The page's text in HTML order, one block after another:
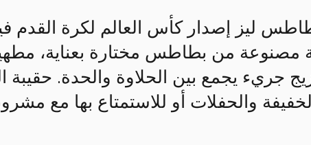
ليز إصدار كأس العالم لكرة القدم فيفا
مصنوعة من بطاطس مختارة بعناية،
والحفلات أو للاستمتاع بها مع